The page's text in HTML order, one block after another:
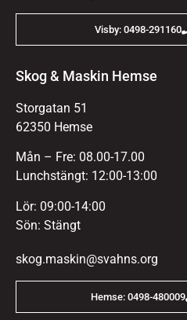
Visby: 0498-291160
Skog & Maskin Hemse
Storgatan 51
62350 Hemse
Mån – Fre: 08.00-17.00
Lunchstängt: 12:00-13:00
Lör: 09:00-14:00
Sön: Stängt
skog.maskin@svahns.org
Hemse: 0498-480009